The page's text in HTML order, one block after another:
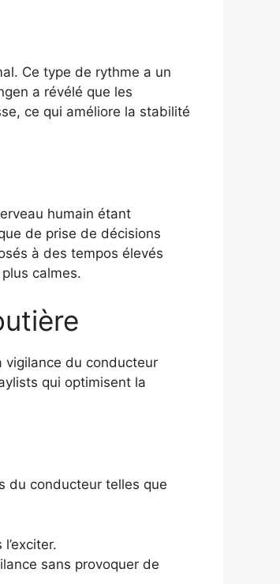
Ce type de rythme a un
a révélé que les
ce qui améliore la stabilité
humain étant
de prise de décisions
à des tempos élevés
calmes.
vigilance du conducteur
qui optimisent la
du conducteur telles que
sans provoquer de